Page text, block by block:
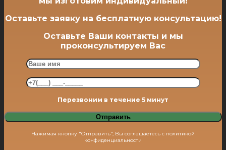
Оставьте заявку на бесплатнуюконсультацию!
Оставьте Ваши контакты и мы
проконсультируем Вас
Перезвоним в течение 5 минут
Нажимая кнопку "Отправить", Вы соглашаетесь с политикой
конфиденциальности